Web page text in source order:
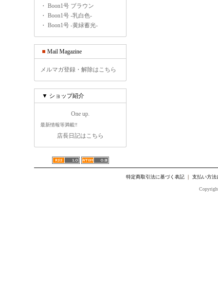
・ Boon1号 ブラウン
・ Boon1号 -乳白色-
・ Boon1号 -黄緑蓄光-
Mail Magazine
メルマガ登録・解除はこちら
▼ ショップ紹介
One up.
最新情報等満載!!
店長日記はこちら
特定商取引法に基づく表記｜ 支払い方法